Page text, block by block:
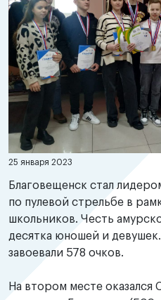
25 января 2023
Благовещенск стал
по пулевой стрельбе в
школьников. Честь
десятка юношей и
завоевали 578 очков.
На втором месте оказался